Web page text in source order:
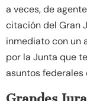
a veces, de
citación del Gran
inmediato con un
por la Junta que
asuntos federales